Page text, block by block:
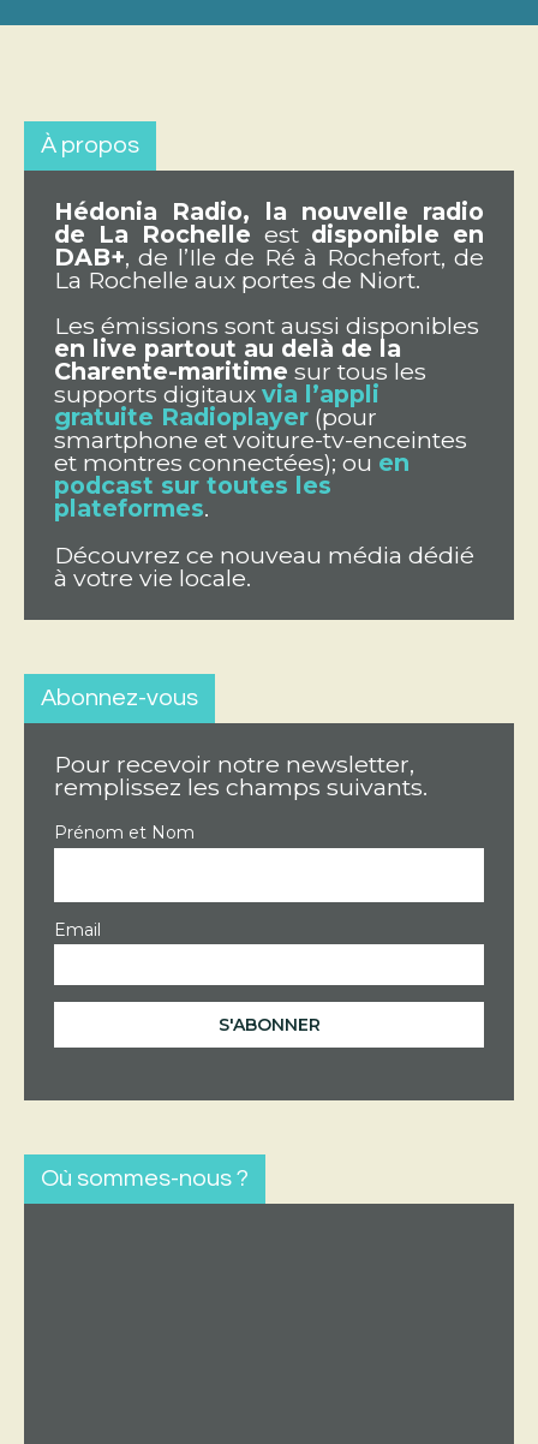
À propos
Hédonia Radio, la nouvelle radio
de La Rochelle est disponible en
DAB+, de l’Ile de Ré à Rochefort, de
La Rochelle aux portes de Niort.
Les émissions sont aussi disponibles
en live partout au delà de la
Charente-maritime sur tous les
supports digitaux via l’appli
gratuite Radioplayer (pour
smartphone et voiture-tv-enceintes
et montres connectées); ou en
podcast sur toutes les
plateformes.
Découvrez ce nouveau média dédié
à votre vie locale.
Abonnez-vous
Pour recevoir notre newsletter,
remplissez les champs suivants.
Prénom et Nom
Email
Où sommes-nous ?